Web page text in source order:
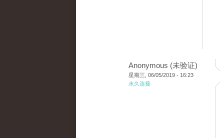
Anonymous (未验证)
星期三, 06/05/2019 - 16:23
永久连接